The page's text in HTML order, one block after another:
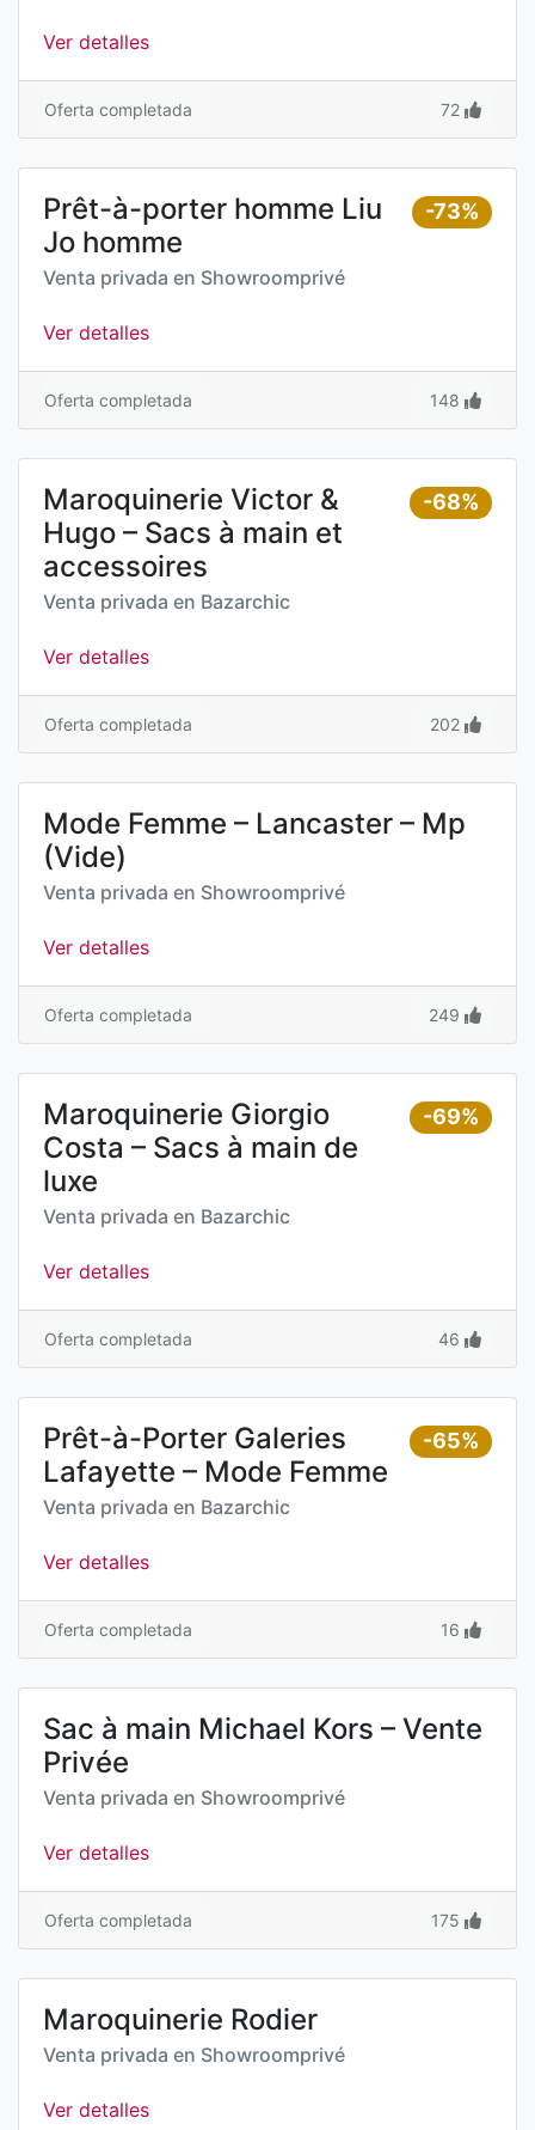
Ver detalles
Oferta completada 72
-73%
Prêt-à-porter homme Liu
Jo homme
Venta privada en Showroomprivé
Ver detalles
Oferta completada 148
-68%
Maroquinerie Victor &
Hugo – Sacs à main et
accessoires
Venta privada en Bazarchic
Ver detalles
Oferta completada 202
Mode Femme – Lancaster – Mp
(Vide)
Venta privada en Showroomprivé
Ver detalles
Oferta completada 249
-69%
Maroquinerie Giorgio
Costa – Sacs à main de
luxe
Venta privada en Bazarchic
Ver detalles
Oferta completada 46
-65%
Prêt-à-Porter Galeries
Lafayette – Mode Femme
Venta privada en Bazarchic
Ver detalles
Oferta completada 16
Sac à main Michael Kors – Vente
Privée
Venta privada en Showroomprivé
Ver detalles
Oferta completada 175
Maroquinerie Rodier
Venta privada en Showroomprivé
Ver detalles